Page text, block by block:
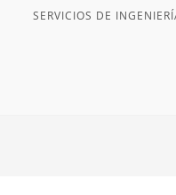
SERVICIOS DE